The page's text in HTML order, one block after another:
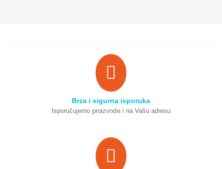
Brza i sigurna isporuka
Isporučujemo proizvode i na Vašu adresu